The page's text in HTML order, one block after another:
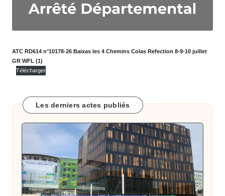
m
u
n
d
B
ai
ATC RD614 n°10178-26 Baixas les 4 Chemins Colas Refection 8-9-10 juillet
GR WFL (1)
Télécharger
Les derniers actes publiés